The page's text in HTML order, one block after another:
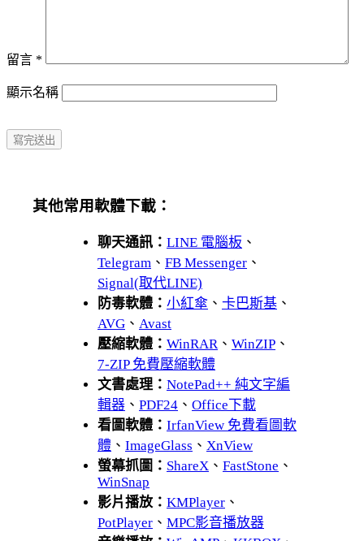
留言 *
顯示名稱
其他常用軟體下載：
聊天通訊： LINE 電腦板 、
Telegram 、 FB Messenger 、
Signal(取代LINE)
防毒軟體： 小紅傘 、 卡巴斯基 、
AVG 、 Avast
壓縮軟體： WinRAR、 WinZIP 、
7-ZIP 免費壓縮軟體
文書處理： NotePad++ 純文字編
輯器 、 PDF24 、 Office下載
看圖軟體： IrfanView 免費看圖軟
體 、 ImageGlass 、 XnView
螢幕抓圖： ShareX 、 FastStone 、
WinSnap
影片播放： KMPlayer 、
PotPlayer 、 MPC影音播放器